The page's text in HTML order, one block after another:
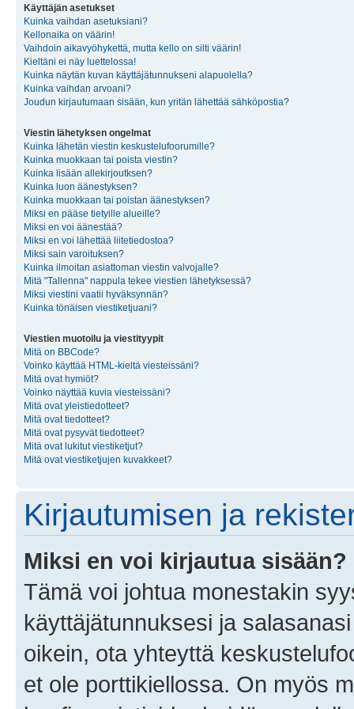
Käyttäjän asetukset
Kuinka vaihdan asetuksiani?
Kellonaika on väärin!
Vaihdoin aikavyöhykettä, mutta kello on silti väärin!
Kieltäni ei näy luettelossa!
Kuinka näytän kuvan käyttäjätunnukseni alapuolella?
Kuinka vaihdan arvoani?
Joudun kirjautumaan sisään, kun yritän lähettää sähköpostia?
Viestin lähetyksen ongelmat
Kuinka lähetän viestin keskustelufoorumille?
Kuinka muokkaan tai poista viestin?
Kuinka lisään allekirjoutksen?
Kuinka luon äänestyksen?
Kuinka muokkaan tai poistan äänestyksen?
Miksi en pääse tietyille alueille?
Miksi en voi äänestää?
Miksi en voi lähettää liitetiedostoa?
Miksi sain varoituksen?
Kuinka ilmoitan asiattoman viestin valvojalle?
Mitä "Tallenna" nappula tekee viestien lähetyksessä?
Miksi viestini vaatii hyväksynnän?
Kuinka tönäisen viestiketjuani?
Viestien muotoilu ja viestityypit
Mitä on BBCode?
Voinko käyttää HTML-kieltä viesteissäni?
Mitä ovat hymiöt?
Voinko näyttää kuvia viesteissäni?
Mitä ovat yleistiedotteet?
Mitä ovat tiedotteet?
Mitä ovat pysyvät tiedotteet?
Mitä ovat lukitut viestiketjut?
Mitä ovat viestiketjujen kuvakkeet?
Kirjautumisen ja
Miksi en voi kirjautua sisään?
Tämä voi johtua monestakin
käyttäjätunnuksesi ja
oikein, ota yhteyttä
et ole porttikiellossa. On myös